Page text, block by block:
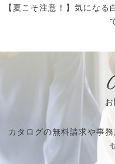
【夏こそ注意！】気にな
カタログの無料請求や事